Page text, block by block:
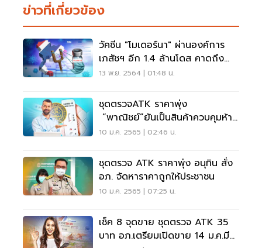
ข่าวที่เกี่ยวข้อง
วัคซีน "โมเดอร์นา" ผ่านองค์การ
เภสัชฯ อีก 1.4 ล้านโดส คาดถึง
ไทยปลายเดือน พ.ย.
13 พ.ย. 2564 | 01:48 น.
ชุดตรวจATK ราคาพุ่ง
“พาณิชย์”ยันเป็นสินค้าควบคุมห้าม
ขายแพง
10 ม.ค. 2565 | 02:46 น.
ชุดตรวจ ATK ราคาพุ่ง อนุทิน สั่ง
อภ. จัดหาราคาถูกให้ประชาชน
10 ม.ค. 2565 | 07:25 น.
เช็ค 8 จุดขาย ชุดตรวจ ATK 35
บาท อภ.เตรียมเปิดขาย 14 ม.ค.มี